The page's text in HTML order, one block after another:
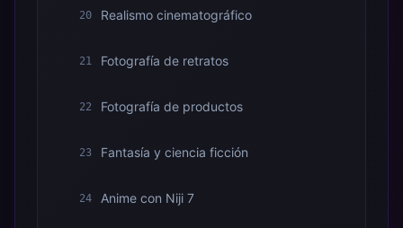
20 Realismo cinematográfico
21 Fotografía de retratos
22 Fotografía de productos
23 Fantasía y ciencia ficción
24 Anime con Niji 7